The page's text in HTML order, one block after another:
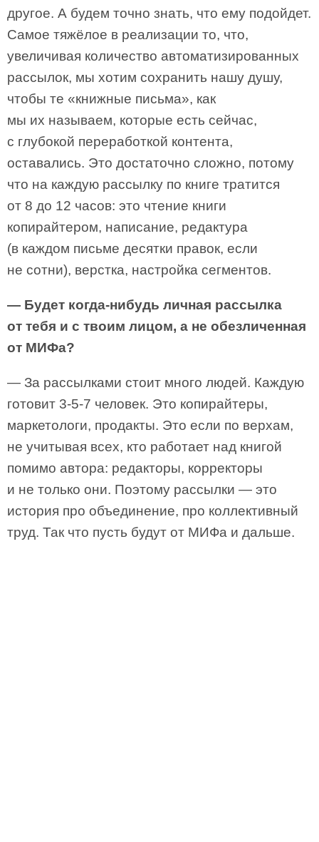
другое. А будем точно знать, что ему подойдет.
Самое тяжёлое в реализации то, что,
увеличивая количество автоматизированных
рассылок, мы хотим сохранить нашу душу,
чтобы те «книжные письма», как
мы их называем, которые есть сейчас,
с глубокой переработкой контента,
оставались. Это достаточно сложно, потому
что на каждую рассылку по книге тратится
от 8 до 12 часов: это чтение книги
копирайтером, написание, редактура
(в каждом письме десятки правок, если
не сотни), верстка, настройка сегментов.
— Будет когда-нибудь личная рассылка
от тебя и с твоим лицом, а не обезличенная
от МИФа?
— За рассылками стоит много людей. Каждую
готовит 3-5-7 человек. Это копирайтеры,
маркетологи, продакты. Это если по верхам,
не учитывая всех, кто работает над книгой
помимо автора: редакторы, корректоры
и не только они. Поэтому рассылки — это
история про объединение, про коллективный
труд. Так что пусть будут от МИФа и дальше.